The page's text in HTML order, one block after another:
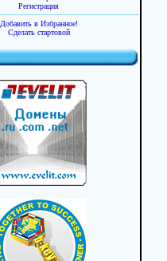
Регистрация
Добавить в Избранное!
Сделать стартовой